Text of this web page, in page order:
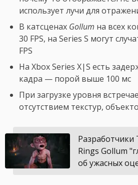
использует лучи для
В катсценах Gollum на всех
30 FPS, на Series S могут
FPS
На Xbox Series X|S есть
кадра — порой выше 100 мс
При загрузке уровня
отсутствием текстур,
Разработчики
Rings Gollum
об ужасных